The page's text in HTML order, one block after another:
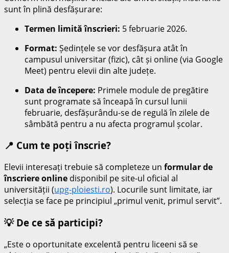
sunt în plină desfășurare:
Termen limită înscrieri: 5 februarie 2026.
Format: Ședințele se vor desfășura atât în
campusul universitar (fizic), cât și online (via Google
Meet) pentru elevii din alte județe.
Data de începere: Primele module de pregătire
sunt programate să înceapă în cursul lunii
februarie, desfășurându-se de regulă în zilele de
sâmbătă pentru a nu afecta programul școlar.
📍 Cum te poți înscrie?
Elevii interesați trebuie să completeze un formular de
înscriere online disponibil pe site-ul oficial al
universității (upg-ploiesti.ro). Locurile sunt limitate, iar
selecția se face pe principiul „primul venit, primul servit”.
💡 De ce să participi?
„Este o oportunitate excelentă pentru liceeni să se